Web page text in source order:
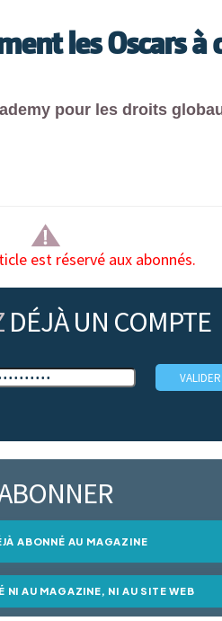
les Oscars à
pour les droits
est réservé aux abonnés.
DÉJÀ UN COMPTE
ABONNÉ AU MAGAZINE
NI AU MAGAZINE, NI AU SITE WEB